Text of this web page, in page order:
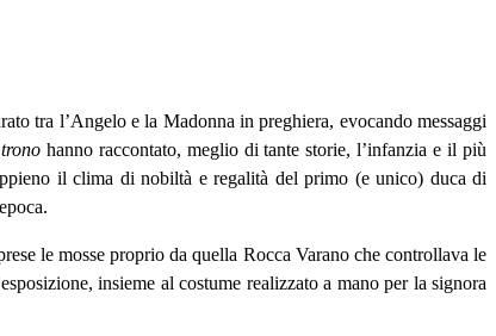
tra l’Angelo e la Madonna in preghiera, evocando messaggi
hanno raccontato, meglio di tante storie, l’infanzia e il più
il clima di nobiltà e regalità del primo (e unico) duca di
le mosse proprio da quella Rocca Varano che controllava le
insieme al costume realizzato a mano per la signora